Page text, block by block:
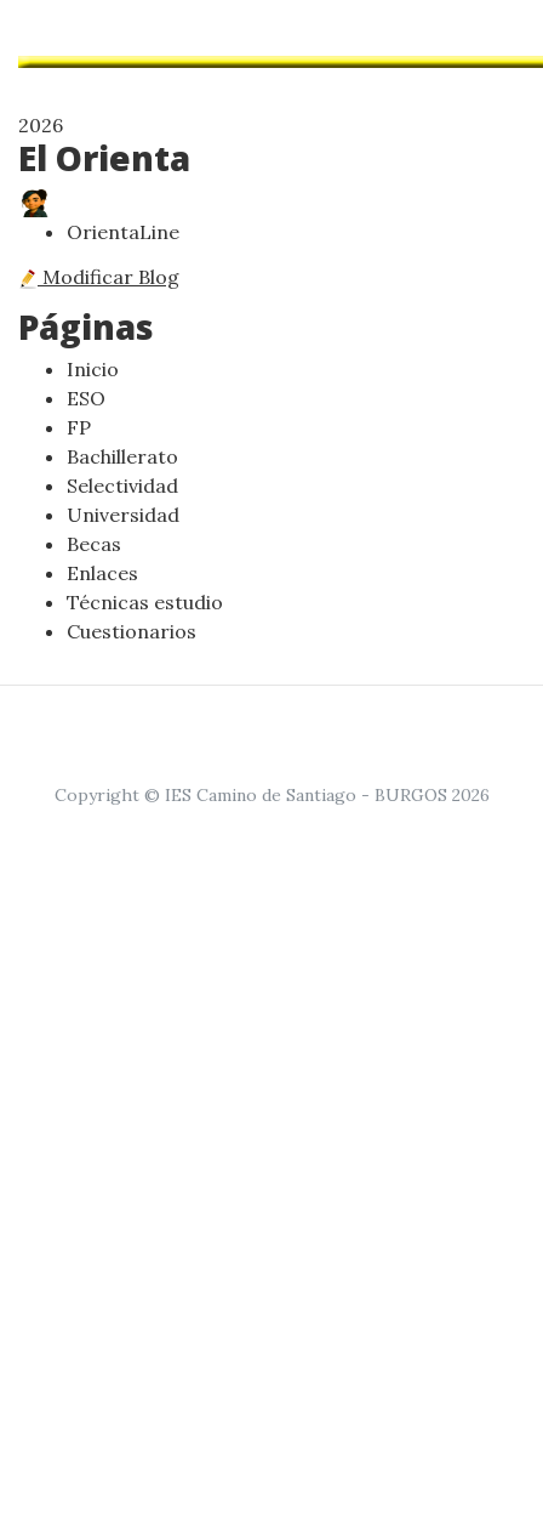
2026
El Orienta
OrientaLine
Modificar Blog
Páginas
Inicio
ESO
FP
Bachillerato
Selectividad
Universidad
Becas
Enlaces
Técnicas estudio
Cuestionarios
Copyright © IES Camino de Santiago - BURGOS 2026